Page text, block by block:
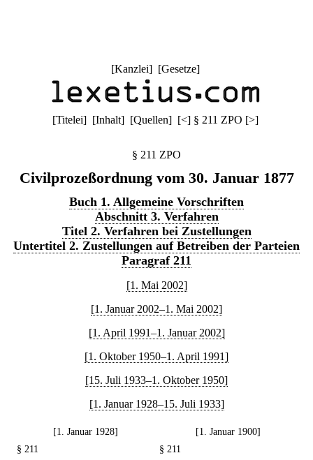
[Kanzlei] [Gesetze]
[Titelei] [Inhalt] [Quellen] [<] § 211 ZPO [>]
§ 211 ZPO
Civilprozeßordnung vom 30. Januar 1877
Buch 1. Allgemeine Vorschriften
Abschnitt 3. Verfahren
Titel 2. Verfahren bei Zustellungen
Untertitel 2. Zustellungen auf Betreiben der Parteien
Paragraf 211
[1. Mai 2002]
[1. Januar 2002–1. Mai 2002]
[1. April 1991–1. Januar 2002]
[1. Oktober 1950–1. April 1991]
[15. Juli 1933–1. Oktober 1950]
[1. Januar 1928–15. Juli 1933]
[1. Januar 1928]
[1. Januar 1900]
§ 211
§ 211